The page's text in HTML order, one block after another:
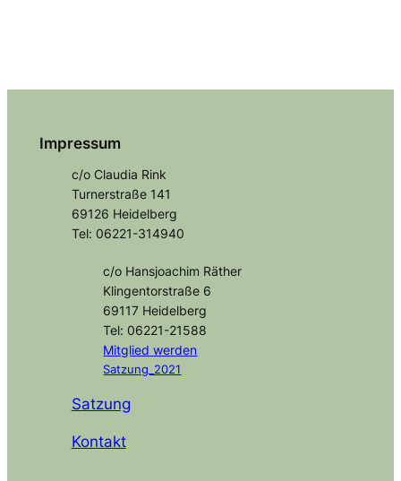
Impressum
c/o Claudia Rink
Turnerstraße 141
69126 Heidelberg
Tel: 06221-314940
c/o Hansjoachim Räther
Klingentorstraße 6
69117 Heidelberg
Tel: 06221-21588
Mitgliedwerden
Satzung_2021
Satzung
Kontakt